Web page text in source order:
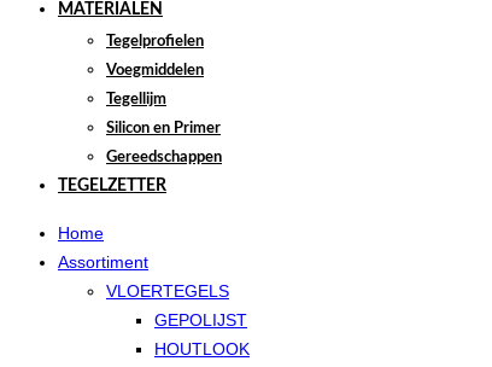
MATERIALEN
Tegelprofielen
Voegmiddelen
Tegellijm
Silicon en Primer
Gereedschappen
TEGELZETTER
Home
Assortiment
VLOERTEGELS
GEPOLIJST
HOUTLOOK